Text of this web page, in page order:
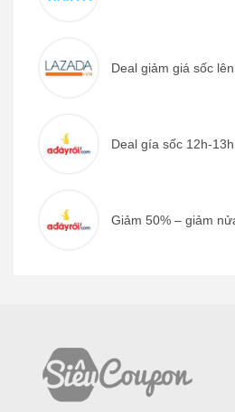
Deal giảm giá sốc lên
Deal gía sốc 12h-13h
Giảm 50% – giảm